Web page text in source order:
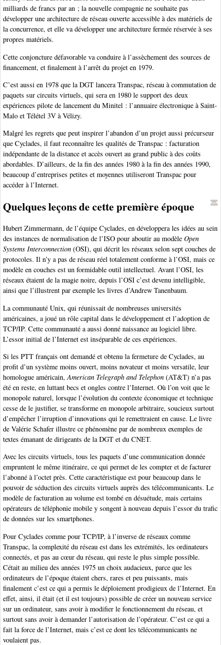
milliards de francs par an ; la nouvelle compagnie ne souhaite pas
développer une architecture de réseau ouverte accessible à des matériels de
la concurrence, et elle va développer une architecture fermée réservée à ses
propres matériels.
Cette conjoncture défavorable va conduire à l’assèchement des sources de
financement, et finalement à l’arrêt du projet en 1979.
C’est aussi en 1978 que la DGT lancera Transpac, réseau à commutation de
paquets sur circuits virtuels, qui sera en 1980 le support des deux
expériences pilote de lancement du Minitel : l’annuaire électronique à Saint-
Malo et Télétel 3V à Vélizy.
Malgré les regrets que peut inspirer l’abandon d’un projet aussi précurseur
que Cyclades, il faut reconnaître les qualités de Transpac : facturation
indépendante de la distance et accès ouvert au grand public à des coûts
abordables. D’ailleurs, de la fin des années 1980 à la fin des années 1990,
beaucoup d’entreprises petites et moyennes utiliseront Transpac pour
accéder à l’Internet.
Quelques leçons de cette première époque
Hubert Zimmermann, de l’équipe Cyclades, en développera les idées au sein
des instances de normalisation de l’ISO pour aboutir au modèle Open
Systems Interconnection (OSI), qui décrit les réseaux selon sept couches de
protocoles. Il n’y a pas de réseau réel totalement conforme à l’OSI, mais ce
modèle en couches est un formidable outil intellectuel. Avant l’OSI, les
réseaux étaient de la magie noire, depuis l’OSI c’est devenu intelligible,
ainsi que l’illustrent par exemple les livres d’Andrew Tanenbaum.
La communauté Unix, qui réunissait de nombreuses universités
américaines, a joué un rôle capital dans le développement et l’adoption de
TCP/IP. Cette communauté a aussi donné naissance au logiciel libre.
L’essor initial de l’Internet est inséparable de ces expériences.
Si les PTT français ont demandé et obtenu la fermeture de Cyclades, au
profit d’un système moins ouvert, moins novateur et moins versatile, leur
homologue américain,American Telegraph and Telephon (AT&T) n’a pas
été en reste, en luttant becs et ongles contre l’Internet. Où l’on voit que le
monopole naturel, lorsque l’évolution du contexte économique et technique
cesse de le justifier, se transforme en monopole arbitraire, soucieux surtout
d’empêcher l’irruption d’innovations qui le remettraient en cause. Le livre
de Valérie Schafer illustre ce phénomène par de nombreux exemples de
textes émanant de dirigeants de la DGT et du CNET.
Avec les circuits virtuels, tous les paquets d’une communication donnée
empruntent le même itinéraire, ce qui permet de les compter et de facturer
l’abonné à l’octet près. Cette caractéristique est pour beaucoup dans le
pouvoir de séduction des circuits virtuels auprès des télécommunicants. Le
modèle de facturation au volume est tombé en désuétude, mais certains
opérateurs de téléphonie mobile y songent à nouveau depuis l’essor du trafic
de données sur les smartphones.
Pour Cyclades comme pour TCP/IP, à l’inverse de réseaux comme
Transpac, la complexité du réseau est dans les extrémités, les ordinateurs
connectés, et pas au cœur du réseau, qui reste le plus simple possible.
Cétait au milieu des années 1975 un choix audacieux, parce que les
ordinateurs de l’époque étaient chers, rares et peu puissants, mais
finalement c’est ce qui a permis le déploiement prodigieux de l’Internet. En
effet, ainsi, il était (et il est toujours) possible de créer un nouveau service
sur un ordinateur, sans avoir à modifier le fonctionnement du réseau, et
surtout sans avoir à demander l’autorisation de l’opérateur. C’est ce qui a
fait la force de l’Internet, mais c’est ce dont les télécommunicants ne
voulaient pas.